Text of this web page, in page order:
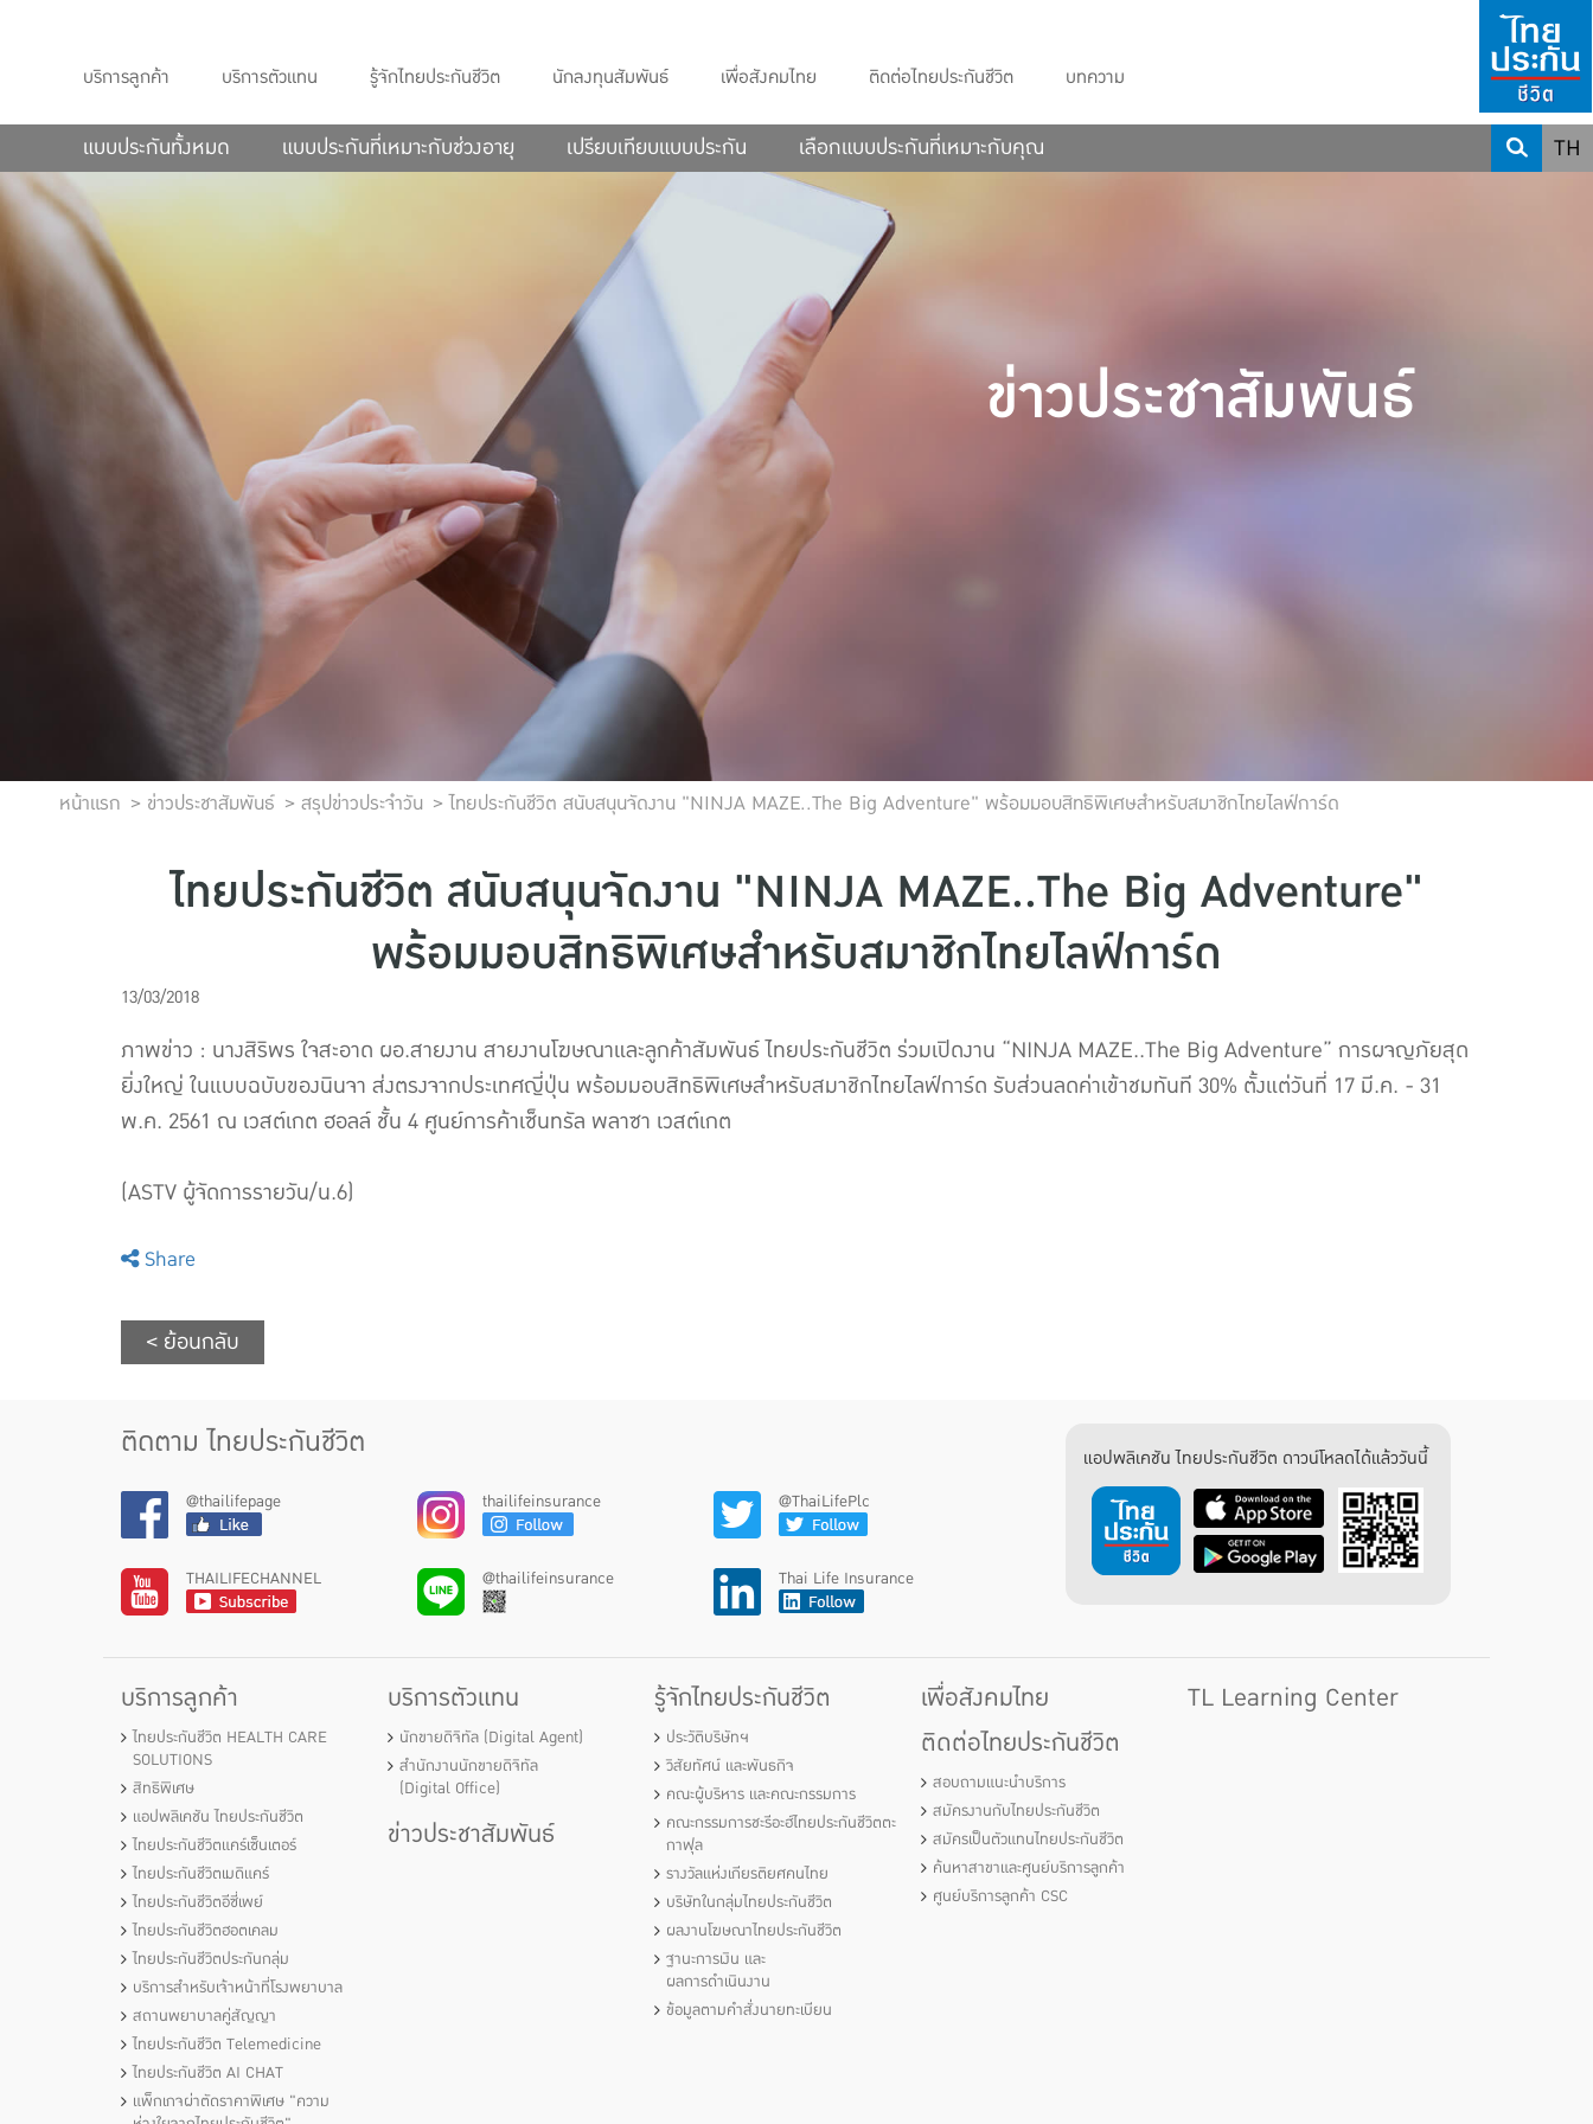
บริการลูกค้า บริการตัวแทน รู้จักไทยประกันชีวิต นักลงทุนสัมพันธ์ เพื่อสังคมไทย ติดต่อไทยประกันชีวิต บทความ
แบบประกันทั้งหมด แบบประกันที่เหมาะกับช่วงอายุ เปรียบเทียบแบบประกัน เลือกแบบประกันที่เหมาะกับคุณ TH
ข่าวประชาสัมพันธ์
หน้าแรก ข่าวประชาสัมพันธ์ สรุปข่าวประจำวัน ไทยประกันชีวิต สนับสนุนจัดงาน "NINJA MAZE..The Big Adventure" พร้อมมอบสิทธิพิเศษสำหรับสมาชิกไทยไลฟ์การ์ด
ไทยประกันชีวิต สนับสนุนจัดงาน "NINJA MAZE..The Big Adventure"
พร้อมมอบสิทธิพิเศษสำหรับสมาชิกไทยไลฟ์การ์ด
13/03/2018
ภาพข่าว : นางสิริพร ใจสะอาด ผอ.สายงาน สายงานโฆษณาและลูกค้าสัมพันธ์ ไทยประกันชีวิต ร่วมเปิดงาน “NINJA MAZE..The Big Adventure” การผจญภัยสุด
ยิ่งใหญ่ ในแบบฉบับของนินจา ส่งตรงจากประเทศญี่ปุ่น พร้อมมอบสิทธิพิเศษสำหรับสมาชิกไทยไลฟ์การ์ด รับส่วนลดค่าเข้าชมทันที 30% ตั้งแต่วันที่ 17 มี.ค. - 31
พ.ค. 2561 ณ เวสต์เกต ฮอลล์ ชั้น 4 ศูนย์การค้าเซ็นทรัล พลาซา เวสต์เกต
(ASTV ผู้จัดการรายวัน/น.6)
Share
< ย้อนกลับ
ติดตาม ไทยประกันชีวิต
@thailifepage thailifeinsurance @ThaiLifePlc
THAILIFECHANNEL @thailifeinsurance Thai Life Insurance
แอปพลิเคชัน ไทยประกันชีวิต ดาวน์โหลดได้แล้ววันนี้
บริการลูกค้า
ไทยประกันชีวิต HEALTH CARE
SOLUTIONS
สิทธิพิเศษ
แอปพลิเคชัน ไทยประกันชีวิต
ไทยประกันชีวิตแคร์เซ็นเตอร์
ไทยประกันชีวิตเมดิแคร์
ไทยประกันชีวิตอีซี่เพย์
ไทยประกันชีวิตฮอตเคลม
ไทยประกันชีวิตประกันกลุ่ม
บริการสำหรับเจ้าหน้าที่โรงพยาบาล
สถานพยาบาลคู่สัญญา
ไทยประกันชีวิต Telemedicine
ไทยประกันชีวิต AI CHAT
แพ็กเกจผ่าตัดราคาพิเศษ "ความ
บริการตัวแทน
นักขายดิจิทัล (Digital Agent)
สำนักงานนักขายดิจิทัล
(Digital Office)
ข่าวประชาสัมพันธ์
รู้จักไทยประกันชีวิต
ประวัติบริษัทฯ
วิสัยทัศน์ และพันธกิจ
คณะผู้บริหาร และคณะกรรมการ
คณะกรรมการชะรีอะฮ์ไทยประกันชีวิตตะ
กาฟุล
รางวัลแห่งเกียรติยศคนไทย
บริษัทในกลุ่มไทยประกันชีวิต
ผลงานโฆษณาไทยประกันชีวิต
ฐานะการเงิน และ
ผลการดำเนินงาน
ข้อมูลตามคำสั่งนายทะเบียน
เพื่อสังคมไทย
ติดต่อไทยประกันชีวิต
สอบถามแนะนำบริการ
สมัครงานกับไทยประกันชีวิต
สมัครเป็นตัวแทนไทยประกันชีวิต
ค้นหาสาขาและศูนย์บริการลูกค้า
ศูนย์บริการลูกค้า CSC
TL Learning Center